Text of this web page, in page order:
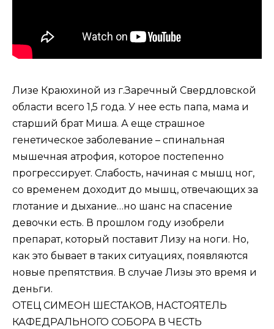
Лизе Краюхиной из г.Заречный Свердловской
области всего 1,5 года. У нее есть папа, мама и
старший брат Миша. А еще страшное
генетическое заболевание – спинальная
мышечная атрофия, которое постепенно
прогрессирует. Слабость, начиная с мышц ног,
со временем доходит до мышц, отвечающих за
глотание и дыхание…но шанс на спасение
девочки есть. В прошлом году изобрели
препарат, который поставит Лизу на ноги. Но,
как это бывает в таких ситуациях, появляются
новые препятствия. В случае Лизы это время и
деньги.
ОТЕЦ СИМЕОН ШЕСТАКОВ, НАСТОЯТЕЛЬ
КАФЕДРАЛЬНОГО СОБОРА В ЧЕСТЬ